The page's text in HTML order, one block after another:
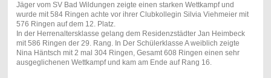
Jäger vom SV Bad Wildungen zeigte einen starken Wettkampf und
wurde mit 584 Ringen achte vor ihrer Clubkollegin Silvia Viehmeier mit
576 Ringen auf dem 12. Platz.
In der Herrenaltersklasse gelang dem Residenzstädter Jan Heimbeck
mit 586 Ringen der 29. Rang. In Der Schülerklasse A weiblich zeigte
Nina Häntsch mit 2 mal 304 Ringen, Gesamt 608 Ringen einen sehr
ausgeglichenen Wettkampf und kam am Ende auf Rang 16.